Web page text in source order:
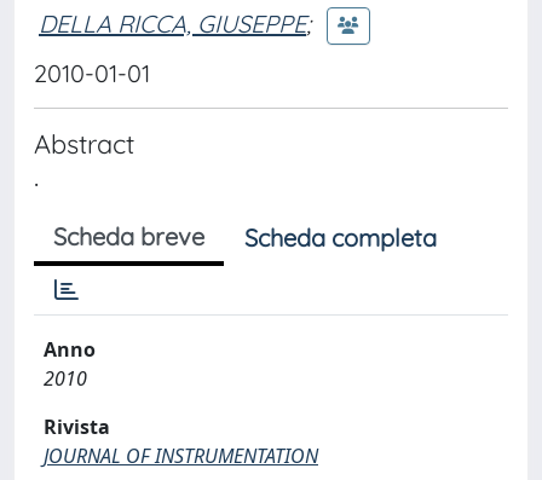
DELLA RICCA, GIUSEPPE;
2010-01-01
Abstract
.
Scheda breve Scheda completa
Anno
2010
Rivista
JOURNAL OF INSTRUMENTATION